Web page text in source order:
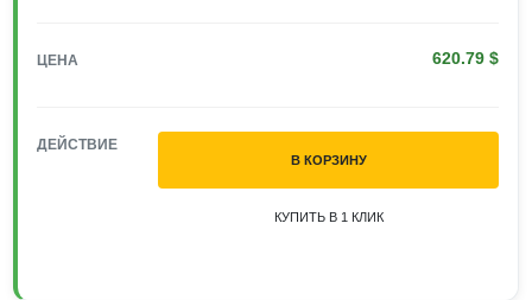
ЦЕНА 620.79 $
ДЕЙСТВИЕ
В КОРЗИНУ
КУПИТЬ В 1 КЛИК